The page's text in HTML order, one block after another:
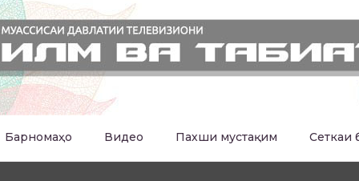
Барномаҳо Видео Пахши мустақим Сеткаи